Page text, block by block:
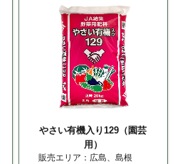
やさい有機入り129（園芸
用）
販売エリア：広島、島根